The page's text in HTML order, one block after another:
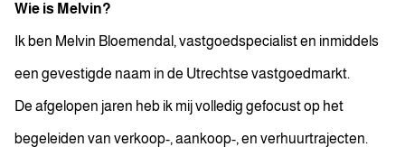
Wie is Melvin?
Ik ben Melvin Bloemendal, vastgoedspecialist en inmiddels
een gevestigde naam in de Utrechtse vastgoedmarkt.
De afgelopen jaren heb ik mij volledig gefocust op het
begeleiden van verkoop-, aankoop-, en verhuurtrajecten.